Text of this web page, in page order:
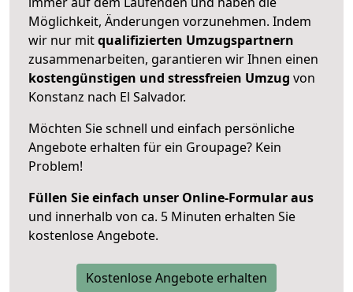
Möglichkeit, Änderungen vorzunehmen. Indem
wir nur mitqualifizierten Umzugspartnern
zusammenarbeiten, garantieren wir Ihnen einen
kostengünstigen und stressfreien Umzug von
Konstanz nach El Salvador.
Möchten Sie schnell und einfach persönliche
Angebote erhalten für ein Groupage? Kein
Problem!
Füllen Sie einfach unser Online-Formular aus
und innerhalb von ca. 5 Minuten erhalten Sie
kostenlose Angebote.
Kostenlose Angebote erhalten